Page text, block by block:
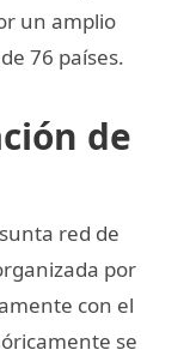
un amplio
76 países.
de
red de
por
con el
se